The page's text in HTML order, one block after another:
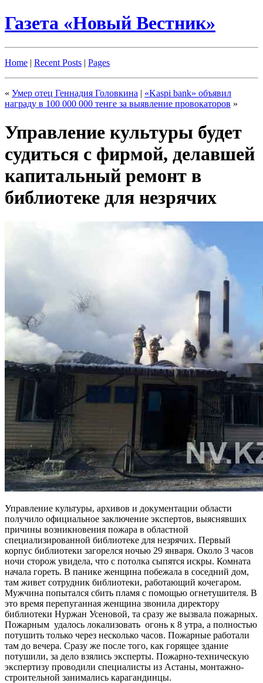
Газета «Новый Вестник»
Home | Recent Posts | Pages
« Умер отец Геннадия Головкина | «Kaspi bank» объявил
награду в 100 000 000 тенге за выявление провокаторов »
Управление культуры будет
судиться с фирмой, делавшей
капитальный ремонт в
библиотеке для незрячих
Управление культуры, архивов и документации области
получило официальное заключение экспертов, выяснявших
причины возникновения пожара в областной
специализированной библиотеке для незрячих. Первый
корпус библиотеки загорелся ночью 29 января. Около 3 часов
ночи сторож увидела, что с потолка сыпятся искры. Комната
начала гореть. В панике женщина побежала в соседний дом,
там живет сотрудник библиотеки, работающий кочегаром.
Мужчина попытался сбить пламя с помощью огнетушителя. В
это время перепуганная женщина звонила директору
библиотеки Нуржан Усеновой, та сразу же вызвала пожарных.
Пожарным удалось локализовать огонь к 8 утра, а полностью
потушить только через несколько часов. Пожарные работали
там до вечера. Сразу же после того, как горящее здание
потушили, за дело взялись эксперты. Пожарно-техническую
экспертизу проводили специалисты из Астаны, монтажно-
строительной занимались карагандинцы.